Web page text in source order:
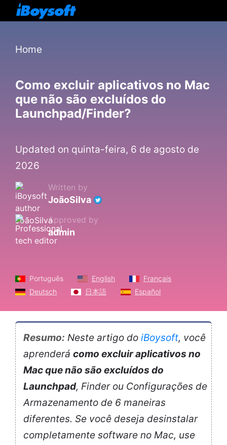
Home
Como excluir aplicativos no Mac
que não são excluídos do
Launchpad/Finder?
Updated on quinta-feira, 6 de agosto de
2026
Written by
JoãoSilva
Approved by
admin
Português English
Français
Deutsch
日本語 Español
Resumo: Neste artigo do iBoysoft, você
aprenderá como excluir aplicativos no
Mac que não são excluídos do
Launchpad, Finder ou Configurações de
Armazenamento de 6 maneiras
diferentes. Se você deseja desinstalar
completamente software no Mac, use